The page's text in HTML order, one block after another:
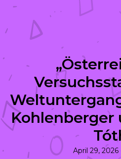
Kohlenberger
April 29, 2026